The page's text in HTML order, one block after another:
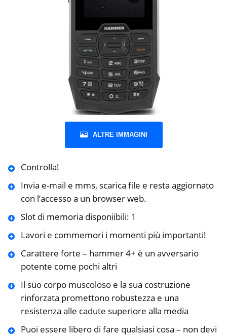
ALTRE IMMAGINI
Controlla!
Invia e-mail e mms, scarica file e resta aggiornato
con l’accesso a un browser web.
Slot di memoria disponiibili: 1
Lavori e commemori i momenti più importanti!
Carattere forte – hammer 4+ è un avversario
potente come pochi altri
Il suo corpo muscoloso e la sua costruzione
rinforzata promettono robustezza e una
resistenza alle cadute superiore alla media
Puoi essere libero di fare qualsiasi cosa – non devi